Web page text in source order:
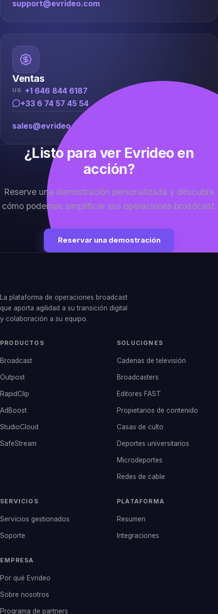
support@evrideo.com
Ventas
US
+1 646 844 6187
+33 6 74 57 45 54
sales@evrideo.com
¿Listo para ver Evrideo en
acción?
Reserve una demostración personalizada y descubra
cómo podemos simplificar sus operaciones broadcast.
Reservar una demostración
La plataforma de operaciones broadcast
que aporta agilidad a su transición digital
y colaboración a su equipo.
PRODUCTOS
Broadcast
Outpost
RapidClip
AdBoost
StudioCloud
SafeStream
SOLUCIONES
Cadenas de televisión
Broadcasters
Editores FAST
Propietarios de contenido
Casas de culto
Deportes universitarios
Microdeportes
Redes de cable
SERVICIOS
Servicios gestionados
Soporte
PLATAFORMA
Resumen
Integraciones
EMPRESA
Por qué Evrideo
Sobre nosotros
Programa de partners